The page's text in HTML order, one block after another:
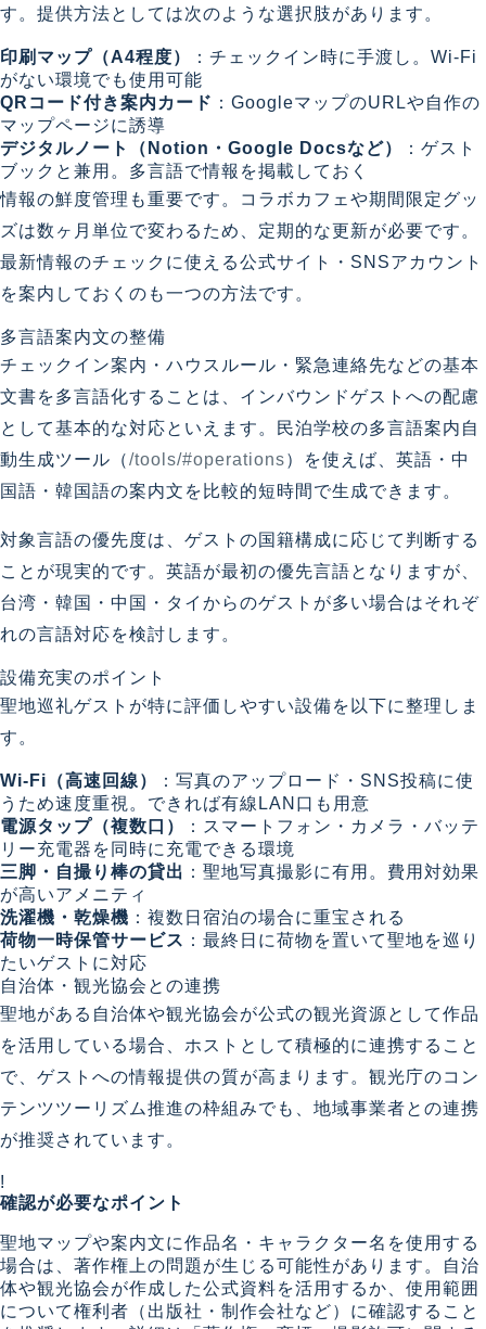
す。提供方法としては次のような選択肢があります。
印刷マップ（A4程度）
：チェックイン時に手渡し。Wi-Fi
がない環境でも使用可能
QRコード付き案内カード ：GoogleマップのURLや自作の
マップページに誘導
デジタルノート（Notion・Google Docsなど）
：ゲスト
ブックと兼用。多言語で情報を掲載しておく
情報の鮮度管理も重要です。コラボカフェや期間限定グッ
ズは数ヶ月単位で変わるため、定期的な更新が必要です。
最新情報のチェックに使える公式サイト・SNSアカウント
を案内しておくのも一つの方法です。
多言語案内文の整備
チェックイン案内・ハウスルール・緊急連絡先などの基本
文書を多言語化することは、インバウンドゲストへの配慮
として基本的な対応といえます。民泊学校の多言語案内自
動生成ツール（/tools/#operations）を使えば、英語・中
国語・韓国語の案内文を比較的短時間で生成できます。
対象言語の優先度は、ゲストの国籍構成に応じて判断する
ことが現実的です。英語が最初の優先言語となりますが、
台湾・韓国・中国・タイからのゲストが多い場合はそれぞ
れの言語対応を検討します。
設備充実のポイント
聖地巡礼ゲストが特に評価しやすい設備を以下に整理しま
す。
Wi-Fi（高速回線）
：写真のアップロード・SNS投稿に使
うため速度重視。できれば有線LAN口も用意
電源タップ（複数口）
：スマートフォン・カメラ・バッテ
リー充電器を同時に充電できる環境
三脚・自撮り棒の貸出 ：聖地写真撮影に有用。費用対効果
が高いアメニティ
洗濯機・乾燥機 ：複数日宿泊の場合に重宝される
荷物一時保管サービス ：最終日に荷物を置いて聖地を巡り
たいゲストに対応
自治体・観光協会との連携
聖地がある自治体や観光協会が公式の観光資源として作品
を活用している場合、ホストとして積極的に連携すること
で、ゲストへの情報提供の質が高まります。観光庁のコン
テンツツーリズム推進の枠組みでも、地域事業者との連携
が推奨されています。
!
確認が必要なポイント
聖地マップや案内文に作品名・キャラクター名を使用する
場合は、著作権上の問題が生じる可能性があります。自治
体や観光協会が作成した公式資料を活用するか、使用範囲
について権利者（出版社・制作会社など）に確認すること